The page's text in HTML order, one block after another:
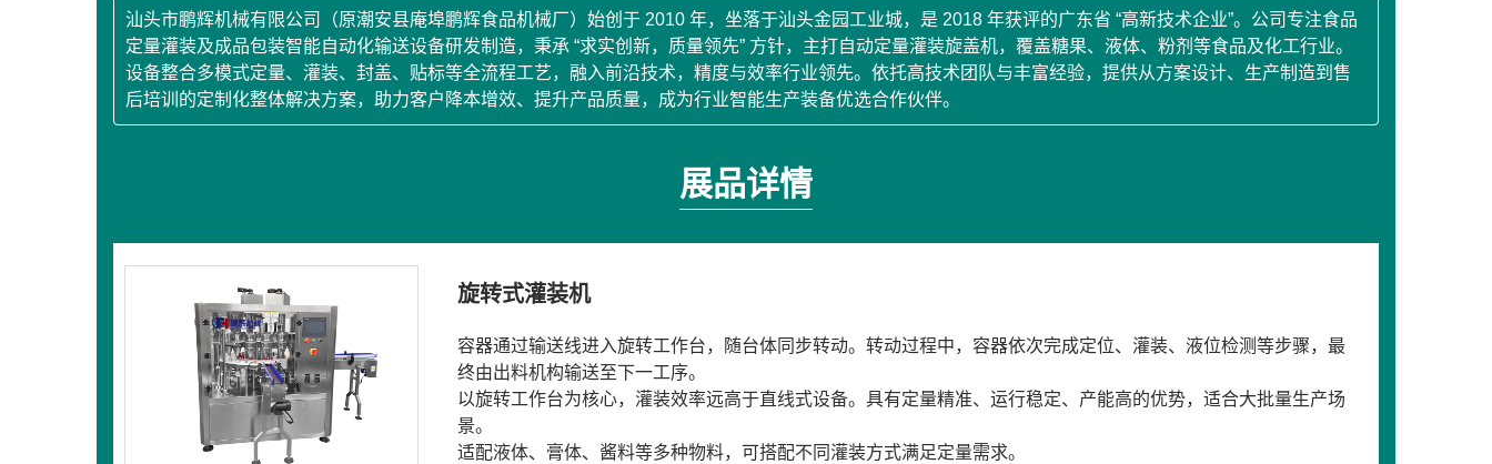
汕头市鹏辉机械有限公司（原潮安县庵埠鹏辉食品机械厂）始创于 2010 年，坐落于汕头金园工业城，是 2018 年获评的广东省 “高新技术企业”。公司专注食品
定量灌装及成品包装智能自动化输送设备研发制造，秉承 “求实创新，质量领先” 方针，主打自动定量灌装旋盖机，覆盖糖果、液体、粉剂等食品及化工行业。
设备整合多模式定量、灌装、封盖、贴标等全流程工艺，融入前沿技术，精度与效率行业领先。依托高技术团队与丰富经验，提供从方案设计、生产制造到售
后培训的定制化整体解决方案，助力客户降本增效、提升产品质量，成为行业智能生产装备优选合作伙伴。
展品详情
旋转式灌装机
容器通过输送线进入旋转工作台，随台体同步转动。转动过程中，容器依次完成定位、灌装、液位检测等步骤，最
终由出料机构输送至下一工序。
以旋转工作台为核心，灌装效率远高于直线式设备。具有定量精准、运行稳定、产能高的优势，适合大批量生产场
景。
适配液体、膏体、酱料等多种物料，可搭配不同灌装方式满足定量需求。